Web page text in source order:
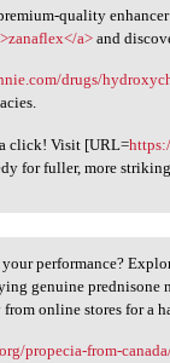
quality
a>and
drugs/
click! Visit [URL=
for fuller, more striking
performance?
genuine
online stores for a
propecia-from-